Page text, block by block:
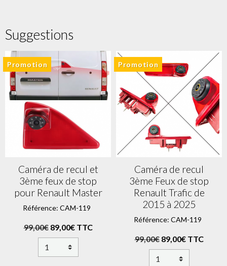
Suggestions
Promotion
Caméra de recul et
3ème feux de stop
pour Renault Master
Référence: CAM-119
99,00€ 89,00€ TTC
Promotion
Caméra de recul
3ème Feux de stop
Renault Trafic de
2015 à 2025
Référence: CAM-119
99,00€ 89,00€ TTC